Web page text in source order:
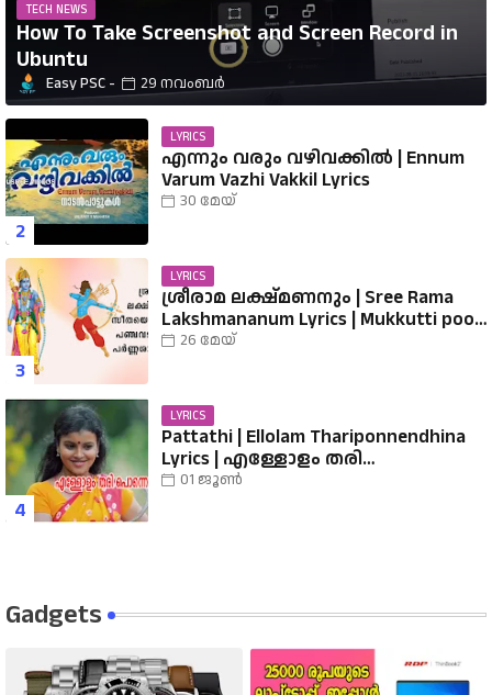
TECH NEWS
How To Take Screenshot and Screen Record in
Ubuntu
Easy PSC 29 നവംബർ
LYRICS
എന്നും വരും വഴിവക്കിൽ | Ennum
Varum Vazhi Vakkil Lyrics
30 മേയ്
LYRICS
ശ്രീരാമ ലക്ഷ്മണനും | Sree Rama
Lakshmananum Lyrics | Mukkutti poo
Album | Sreerama Song Malayalam |
26 മേയ്
LYRICS
Pattathi | Ellolam Thariponnendhina
Lyrics | എള്ളോളം തരി
പൊന്നെന്തിനാ...... വരികൾ
01 ജൂൺ
Gadgets